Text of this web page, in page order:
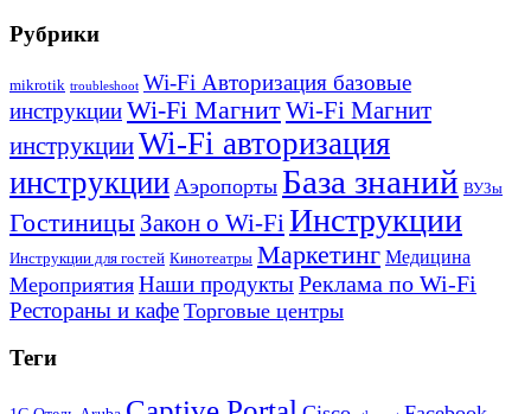
Рубрики
mikrotik troubleshoot Wi-Fi Авторизация базовые
инструкцииWi-Fi МагнитWi-Fi Магнит
инструкцииWi-Fi авторизация
инструкции Аэропорты База знаний ВУЗы
Гостиницы Закон о Wi-Fi Инструкции
Инструкции для гостей Кинотеатры Маркетинг Медицина
Мероприятия Наши продуктыРеклама по Wi-Fi
Рестораны и кафе Торговые центры
Теги